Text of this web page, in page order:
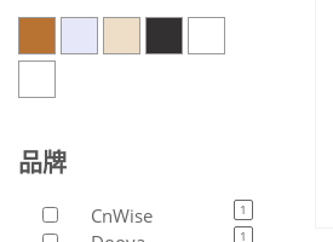
品牌
CnWise 1
1